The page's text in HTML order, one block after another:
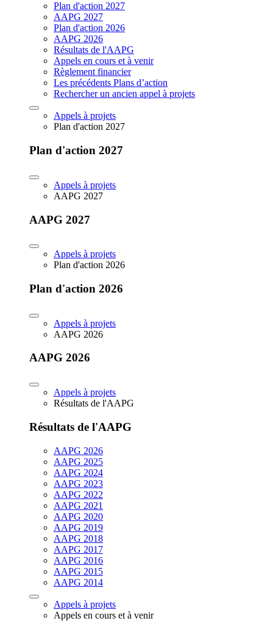
Plan d'action 2027
AAPG 2027
Plan d'action 2026
AAPG 2026
Résultats de l'AAPG
Appels en cours et à venir
Règlement financier
Les précédents Plans d’action
Rechercher un ancien appel à projets
Appels à projets
Plan d'action 2027
Plan d'action 2027
Appels à projets
AAPG 2027
AAPG 2027
Appels à projets
Plan d'action 2026
Plan d'action 2026
Appels à projets
AAPG 2026
AAPG 2026
Appels à projets
Résultats de l'AAPG
Résultats de l'AAPG
AAPG 2026
AAPG 2025
AAPG 2024
AAPG 2023
AAPG 2022
AAPG 2021
AAPG 2020
AAPG 2019
AAPG 2018
AAPG 2017
AAPG 2016
AAPG 2015
AAPG 2014
Appels à projets
Appels en cours et à venir